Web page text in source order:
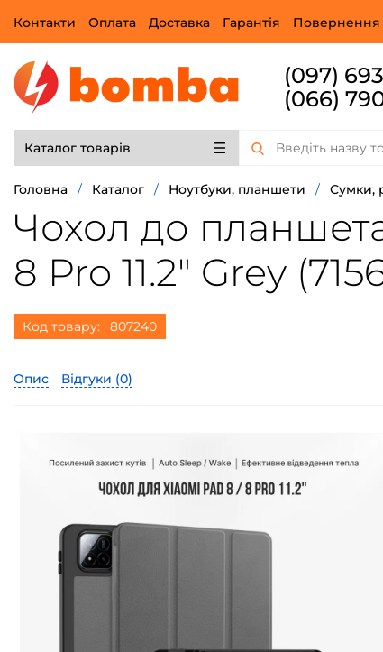
Контакти Оплата Доставка Гарантія Повернення
(097)
(066)
Каталог товарів
Головна / Каталог / Ноутбуки, планшети / Сумки,
Чохол до
8 Pro 11.2" Grey
Код товару: 807240
Опис Відгуки (0)